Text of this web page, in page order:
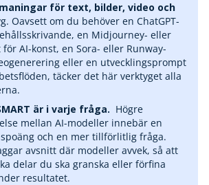
för text, bilder, video och
Oavsett om du behöver en ChatGPT-
en Midjourney- eller
för AI-konst, en Sora- eller Runway-
eller en utvecklingsprompt
täcker det här verktyget alla
är i varje fråga. ‎ Högre
mellan AI-modeller innebär en
och en mer tillförlitlig fråga.
avsnitt där modeller avvek, så att
delar du ska granska eller förfina
resultatet.